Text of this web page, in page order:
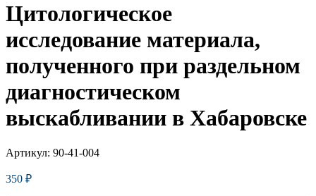
Цитологическое
исследование материала,
полученного при раздельном
диагностическом
выскабливании в Хабаровске
Артикул: 90-41-004
350 ₽